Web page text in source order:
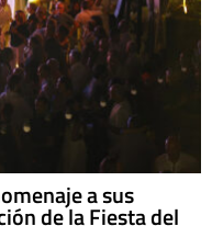
a sus
de la Fiesta del